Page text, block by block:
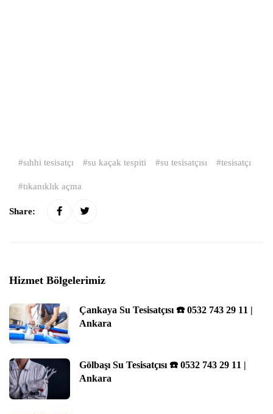
sıhhi tesisatçı su kaçak tespiti su tesisatçısı tesisatçı
tıkanıklık açma
Share:
Hizmet Bölgelerimiz
Çankaya Su Tesisatçısı ☎️ 0532 743 29 11 |
Ankara
Gölbaşı Su Tesisatçısı ☎️ 0532 743 29 11 |
Ankara